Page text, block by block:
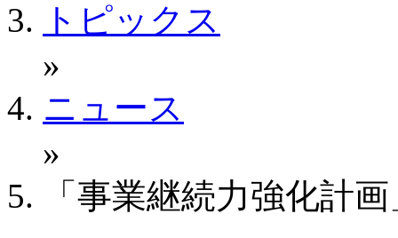
トピックス
»
ニュース
»
「事業継続力強化計